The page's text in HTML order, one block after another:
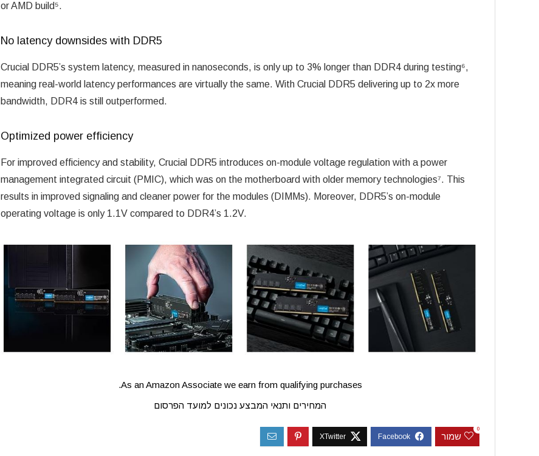
or AMD build⁵.
No latency downsides with DDR5
Crucial DDR5’s system latency, measured in nanoseconds, is only up to 3% longer than DDR4 during testing⁶,
meaning real-world latency performances are virtually the same. With Crucial DDR5 delivering up to 2x more
bandwidth, DDR4 is still outperformed.
Optimized power efficiency
For improved efficiency and stability, Crucial DDR5 introduces on-module voltage regulation with a power
management integrated circuit (PMIC), which was on the motherboard with older memory technologies⁷. This
results in improved signaling and cleaner power for the modules (DIMMs). Moreover, DDR5’s on-module
operating voltage is only 1.1V compared to DDR4’s 1.2V.
As an Amazon Associate we earn from qualifying purchases.
המחירים ותנאי המבצע נכונים למועד הפרסום
שמור
0